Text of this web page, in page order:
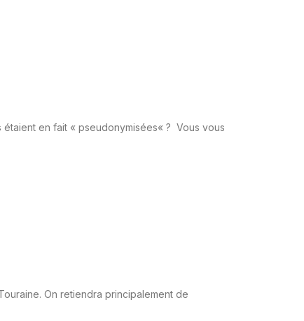
en fait « pseudonymisées« ? Vous vous
On retiendra principalement de